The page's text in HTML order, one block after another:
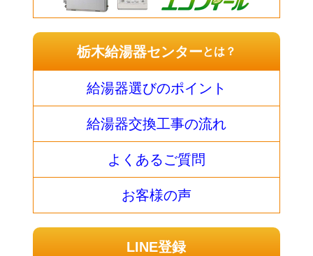
栃木給湯器センターとは？
給湯器選びのポイント
給湯器交換工事の流れ
よくあるご質問
お客様の声
LINE登録